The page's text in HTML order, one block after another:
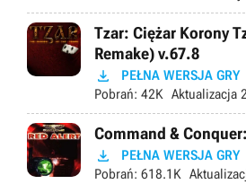
Tzar: Ciężar Korony
Remake) v.67.8
 PEŁNA WERSJA GRY
Pobrań: 42K Aktualizacja
Command &
 PEŁNA WERSJA GRY
Pobrań: 618.1K